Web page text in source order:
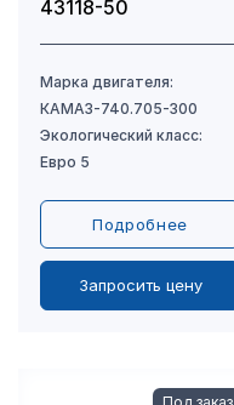
43118-50
Подробнее
Запросить цену